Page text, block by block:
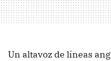
Un altavoz de líneas